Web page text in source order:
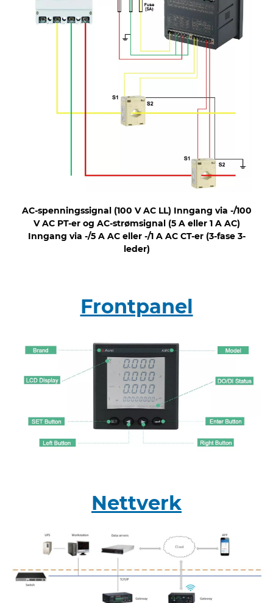
AC-spenningssignal (100 V AC LL) Inngang via -/100
V AC PT-er og AC-strømsignal (5 A eller 1 A AC)
Inngang via -/5 A AC eller -/1 A AC CT-er (3-fase 3-
leder)
Frontpanel
Nettverk